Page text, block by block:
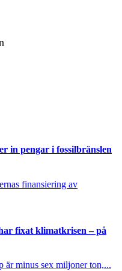
in pengar i fossilbränslen
finansiering av
fixat klimatkrisen – på
är minus sex miljoner ton,...